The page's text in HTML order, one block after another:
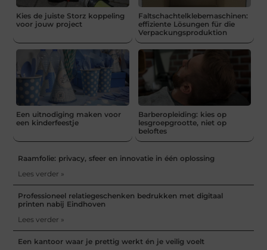
Kies de juiste Storz koppeling
voor jouw project
Faltschachtelklebemaschinen:
effiziente Lösungen für die
Verpackungsproduktion
Een uitnodiging maken voor
een kinderfeestje
Barberopleiding: kies op
lesgroepgrootte, niet op
beloftes
Raamfolie: privacy, sfeer en innovatie in één oplossing
Lees verder »
Professioneel relatiegeschenken bedrukken met digitaal
printen nabij Eindhoven
Lees verder »
Een kantoor waar je prettig werkt én je veilig voelt